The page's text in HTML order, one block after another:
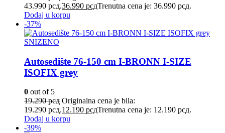
43.990 рсд.36.990 рсдTrenutna cena je: 36.990 рсд.
Dodaj u korpu
-37%
SNIZENO
Autosedište 76-150 cm I-BRONN I-SIZE
ISOFIX grey
0 out of 5
19.290рсд Originalna cena je bila:
19.290 рсд.12.190 рсдTrenutna cena je: 12.190 рсд.
Dodaj u korpu
-39%